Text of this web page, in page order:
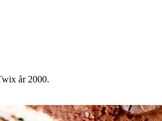
år 2000.